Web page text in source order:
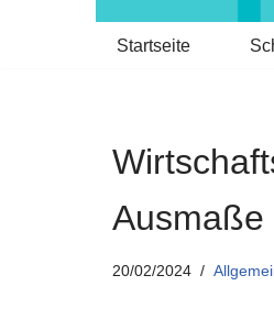
Startseite
Ausmaße
20/02/2024